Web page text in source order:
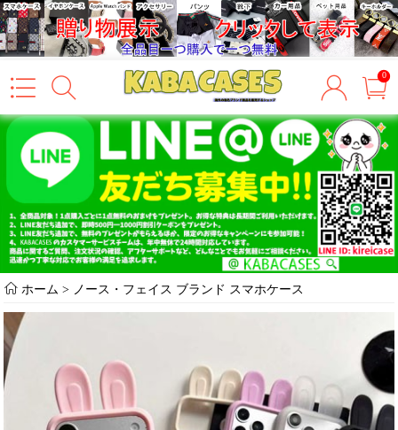
0
ホーム > ノース・フェイス ブランド スマホケース